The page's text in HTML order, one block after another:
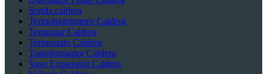
Sonda caldera
Termohidrometro Caldera
Termopar Caldera
Termostato Caldera
Transformador Caldera
Vaso Expansión Caldera